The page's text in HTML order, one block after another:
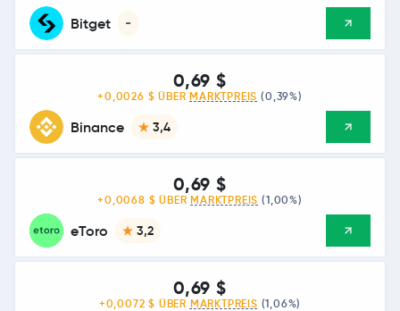
Bitget -
Binance 3,4
0,69 $
+0,0026 $ ÜBER MARKTPREIS (0,39%)
eToro 3,2
0,69 $
+0,0068 $ ÜBER MARKTPREIS (1,00%)
0,69 $
+0,0072 $ ÜBER MARKTPREIS (1,06%)